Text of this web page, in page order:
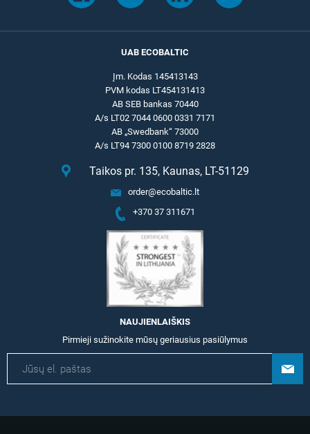
UAB ECOBALTIC
Įm. Kodas 145413143
PVM kodas LT454131413
AB SEB bankas 70440
A/s LT02 7044 0600 0331 7171
AB „Swedbank“ 73000
A/s LT94 7300 0100 8719 2828
Taikos pr. 135, Kaunas, LT-51129
order@ecobaltic.lt
+370 37 311671
NAUJIENLAIŠKIS
Pirmieji sužinokite mūsų geriausius pasiūlymus